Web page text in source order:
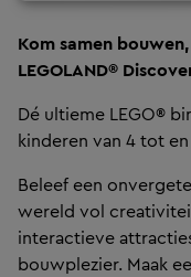
Kom samen
LEGOLAND®
Dé ultieme LEGO®
kinderen van 4 tot en
Beleef een
wereld vol
interactieve
bouwplezier. Maak